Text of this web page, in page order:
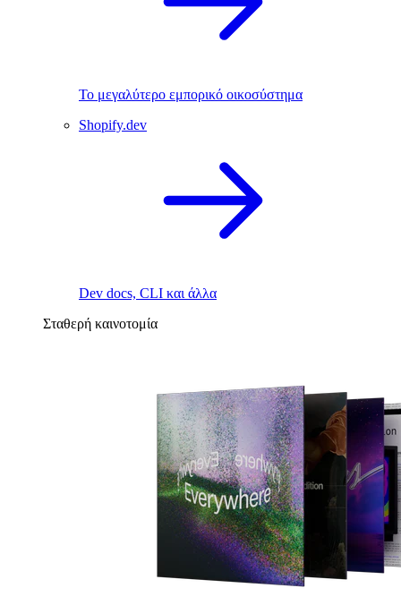
Το μεγαλύτερο εμπορικό οικοσύστημα
Shopify.dev
Dev docs, CLI και άλλα
Σταθερή καινοτομία